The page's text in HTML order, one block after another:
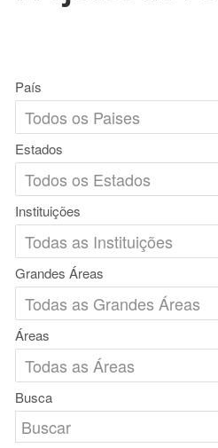
País
Estados
Instituições
Grandes Áreas
Áreas
Busca